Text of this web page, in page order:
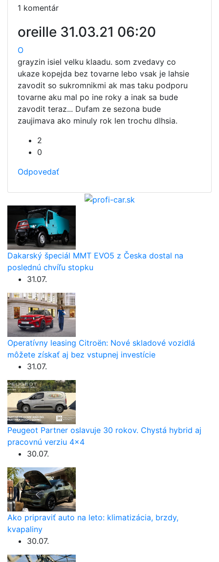
1 komentár
oreille 31.03.21 06:20
O
grayzin isiel velku klaadu. som zvedavy co
ukaze kopejda bez tovarne lebo vsak je lahsie
zavodit so sukromnikmi ak mas taku podporu
tovarne aku mal po ine roky a inak sa bude
zavodit teraz... Dufam ze sezona bude
zaujimava ako minuly rok len trochu dlhsia.
2
0
Odpovedať
Dakarský špeciál MMT EVO5 z Česka dostal na
poslednú chvíľu stopku
31.07.
Operatívny leasing Citroën: Nové skladové vozidlá
môžete získať aj bez vstupnej investície
31.07.
Peugeot Partner oslavuje 30 rokov. Chystá hybrid aj
pracovnú verziu 4×4
30.07.
Ako pripraviť auto na leto: klimatizácia, brzdy,
kvapaliny
30.07.